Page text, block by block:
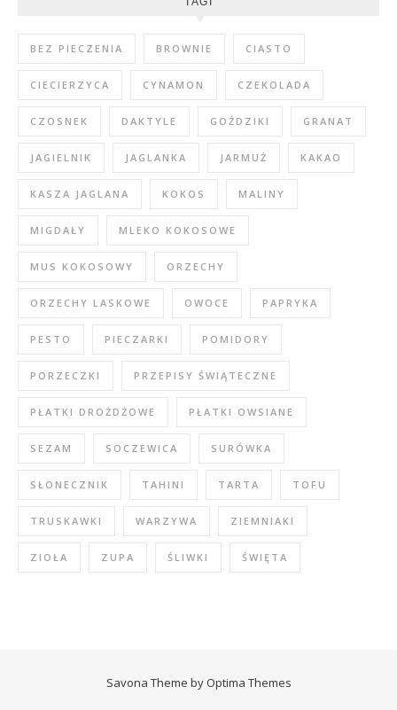
BEZ PIECZENIA BROWNIE CIASTO
CIECIERZYCA CYNAMON CZEKOLADA
CZOSNEK DAKTYLE GOŹDZIKI GRANAT
JAGIELNIK JAGLANKA JARMUŻ KAKAO
KASZA JAGLANA KOKOS MALINY
MIGDAŁY MLEKO KOKOSOWE
MUS KOKOSOWY ORZECHY
ORZECHY LASKOWE OWOCE PAPRYKA
PESTO PIECZARKI POMIDORY
PORZECZKI PRZEPISY ŚWIĄTECZNE
PŁATKI DROŻDŻOWE PŁATKI OWSIANE
SEZAM SOCZEWICA SURÓWKA
SŁONECZNIK TAHINI TARTA TOFU
TRUSKAWKI WARZYWA ZIEMNIAKI
ZIOŁA ZUPA ŚLIWKI ŚWIĘTA
Savona Theme by Optima Themes